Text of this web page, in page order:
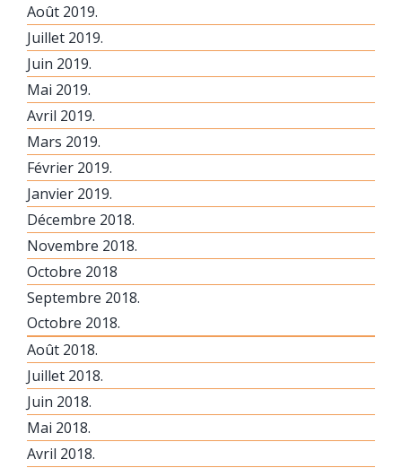
Août 2019.
Juillet 2019.
Juin 2019.
Mai 2019.
Avril 2019.
Mars 2019.
Février 2019.
Janvier 2019.
Décembre 2018.
Novembre 2018.
Octobre 2018
Septembre 2018.
Octobre 2018.
Août 2018.
Juillet 2018.
Juin 2018.
Mai 2018.
Avril 2018.